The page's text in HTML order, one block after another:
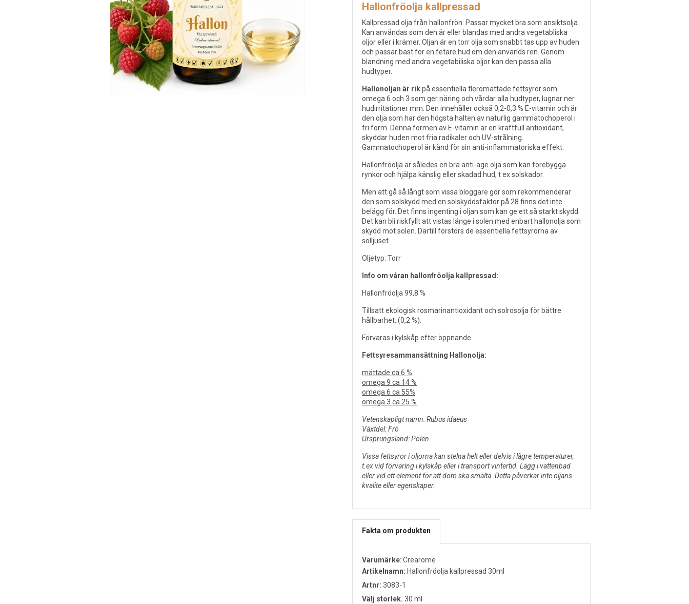
Hallonfröolja kallpressad
Kallpressad olja från hallonfrön. Passar mycket bra som ansiktsolja.
Kan användas som den är eller blandas med andra vegetabliska
oljor eller i krämer. Oljan är en torr olja som snabbt tas upp av huden
och passar bäst för en fetare hud om den används ren. Genom
blandning med andra vegetabiliska oljor kan den passa alla
hudtyper.
Hallonoljan är rikpå essentiella fleromättade fettsyror som
omega 6 och 3 som ger näring och vårdar alla hudtyper, lugnar ner
hudirritationer mm. Den innehåller också 0,2-0,3 % E-vitamin och är
den olja som har den högsta halten av naturlig gammatochoperol i
fri form. Denna formen av E-vitamin är en kraftfull antioxidant,
skyddar huden mot fria radikaler och UV-strålning.
Gammatochoperol är känd för sin anti-inflammatoriska effekt.
Hallonfröolja är således en bra anti-age olja som kan förebygga
rynkor och hjälpa känslig eller skadad hud, t ex solskador.
Men att gå så långt som vissa bloggare gör som rekommenderar
den som solskydd med en solskyddsfaktor på 28 finns det inte
belägg för. Det finns ingenting i oljan som kan ge ett så starkt skydd.
Det kan bli riskfyllt att vistas länge i solen med enbart hallonolja som
skydd mot solen. Därtill förstörs de essentiella fettsyrorna av
solljuset..
Oljetyp: Torr
Info om våran hallonfröolja kallpressad:
Hallonfröolja 99,8 %
Tillsatt ekologisk rosmarinantioxidant och solrosolja för bättre
hållbarhet. (0,2 %).
Förvaras i kylskåp efter öppnande.
Fettsyresammansättning Hallonolja:
mättade ca 6 %
omega 9 ca 14 %
omega 6 ca 55%
omega 3 ca 25 %
Vetenskapligt namn: Rubus idaeus
Växtdel: Frö
Ursprungsland: Polen
Vissa fettsyror i oljorna kan stelna helt eller delvis i lägre temperaturer,
t.ex vid förvaring i kylskåp eller i transport vintertid. Lägg i vattenbad
eller vid ett element för att dom ska smälta. Detta påverkar inte oljans
kvalite eller egenskaper.
Fakta om produkten
Varumärke: Crearome
Artikelnamn: Hallonfröolja kallpressad 30ml
Artnr: 3083-1
Välj storlek. 30 ml